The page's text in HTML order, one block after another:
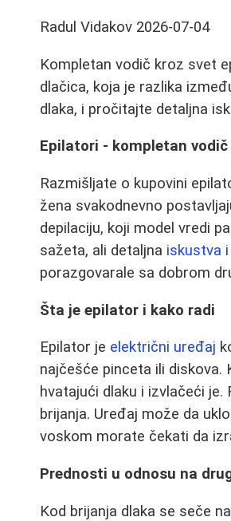
Radul Vidakov 2026-07-04
Kompletan vodič kroz svet
dlačica, koja je razlika
dlaka, i pročitajte detaljna
Epilatori - kompletan
Razmišljate o kupovini
žena svakodnevno
depilaciju, koji model vredi
sažeta, ali detaljna iskustva
porazgovarale sa dobrom
Šta je epilator i kako radi
Epilator je električni uređaj
najčešće pinceta ili diskova.
hvatajući dlaku i izvlačeći
brijanja. Uređaj može da
voskom morate čekati da
Prednosti u odnosu na
Kod brijanja dlaka se seče